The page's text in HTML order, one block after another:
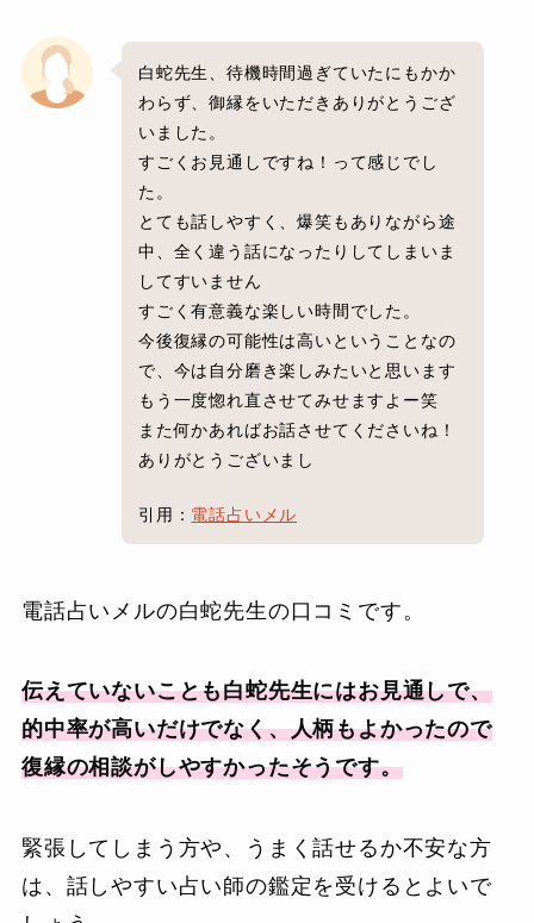
白蛇先生、待機時間過ぎていたにもかか
わらず、御縁をいただきありがとうござ
いました。
すごくお見通しですね！って感じでし
た。
とても話しやすく、爆笑もありながら途
中、全く違う話になったりしてしまいま
してすいません
すごく有意義な楽しい時間でした。
今後復縁の可能性は高いということなの
で、今は自分磨き楽しみたいと思います
もう一度惚れ直させてみせますよー笑
また何かあればお話させてくださいね！
ありがとうございまし
引用： 電話占いメル
電話占いメルの白蛇先生の口コミです。
伝えていないことも白蛇先生にはお見通しで、
的中率が高いだけでなく、人柄もよかったので
復縁の相談がしやすかったそうです。
緊張してしまう方や、うまく話せるか不安な方
は、話しやすい占い師の鑑定を受けるとよいで